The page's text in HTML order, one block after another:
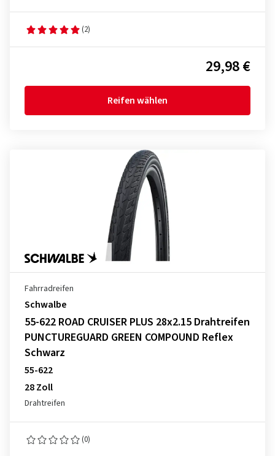
(2)
29,98 €
Reifen wählen
Fahrradreifen
Schwalbe
55-622 ROAD CRUISER PLUS 28x2.15 Drahtreifen
PUNCTUREGUARD GREEN COMPOUND Reflex
Schwarz
55-622
28 Zoll
Drahtreifen
(0)